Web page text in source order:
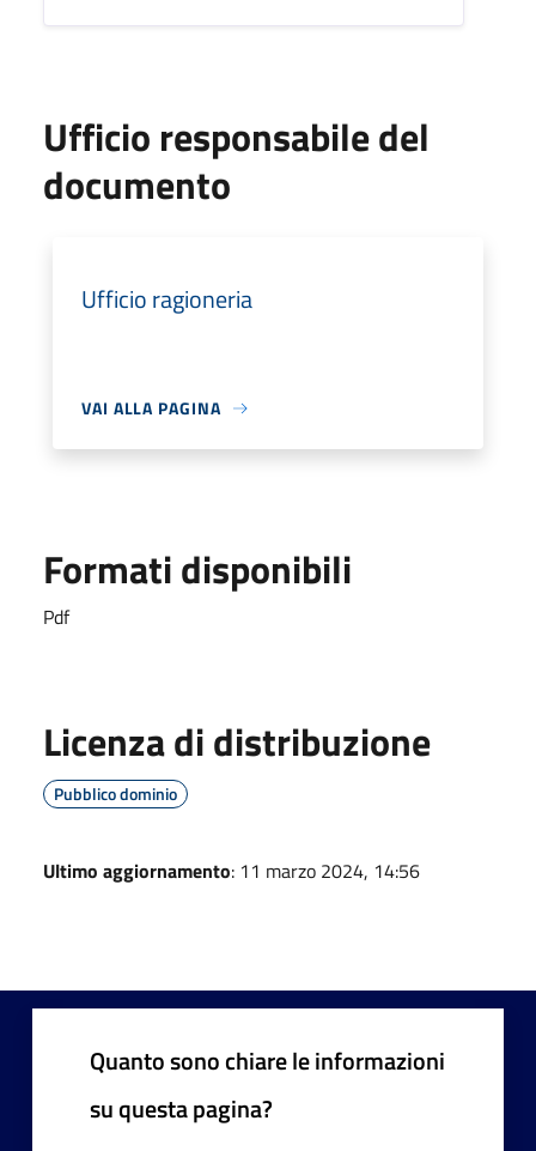
Ufficio responsabile del
documento
Ufficio ragioneria
VAI ALLA PAGINA
Formati disponibili
Pdf
Licenza di distribuzione
Pubblico dominio
Ultimo aggiornamento: 11 marzo 2024, 14:56
Quanto sono chiare le informazioni
su questa pagina?